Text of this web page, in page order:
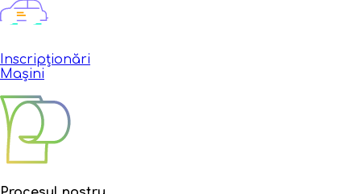
Inscripționări
Mașini